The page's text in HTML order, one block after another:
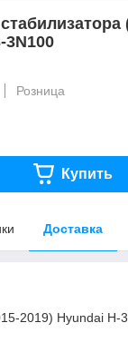
3N100
Розница
Купить
Доставка
2019) Hyundai H-